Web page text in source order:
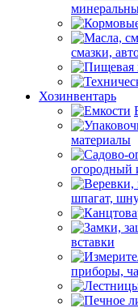
смазки,
Хозинвентарь
материалы
огородный
шпагат,
вставки
приборы,